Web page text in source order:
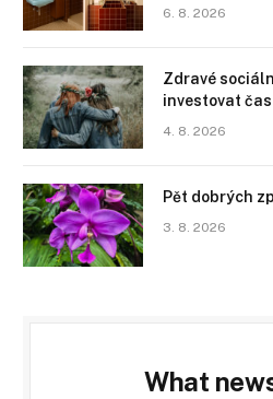
6. 8. 2026
Zdravé
investovat
4. 8. 2026
Pět dobrých
3. 8. 2026
What